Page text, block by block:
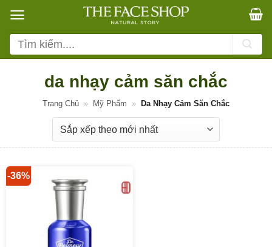
qua
nội
dung
Tìm
kiếm:
da nhạy cảm săn chắc
Trang Chủ » Mỹ Phẩm » Da Nhạy Cảm Săn Chắc
-36%